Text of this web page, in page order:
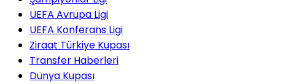
UEFA Avrupa Ligi
UEFA Konferans Ligi
Ziraat Türkiye Kupası
Transfer Haberleri
Dünya Kupası